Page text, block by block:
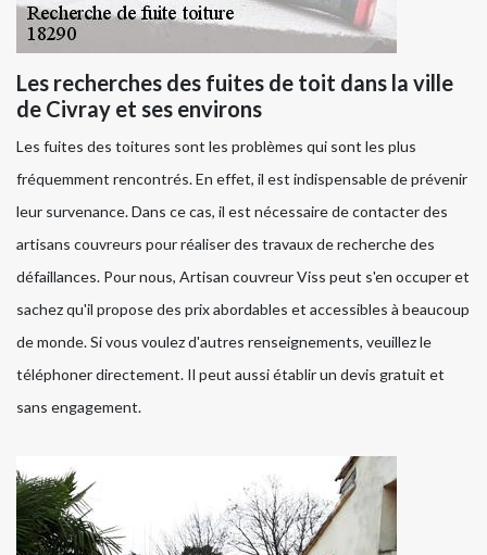
Les recherches des fuites de toit dans la ville
de Civray et ses environs
Les fuites des toitures sont les problèmes qui sont les plus
fréquemment rencontrés. En effet, il est indispensable de prévenir
leur survenance. Dans ce cas, il est nécessaire de contacter des
artisans couvreurs pour réaliser des travaux de recherche des
défaillances. Pour nous, Artisan couvreur Viss peut s'en occuper et
sachez qu'il propose des prix abordables et accessibles à beaucoup
de monde. Si vous voulez d'autres renseignements, veuillez le
téléphoner directement. Il peut aussi établir un devis gratuit et
sans engagement.